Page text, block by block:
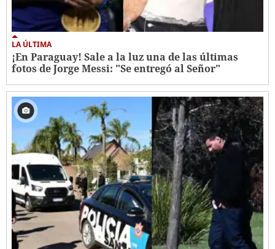
LA ÚLTIMA
¡En Paraguay! Sale a la luz una de las últimas
fotos de Jorge Messi: "Se entregó al Señor"